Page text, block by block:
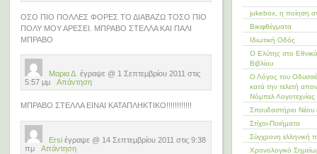
ΟΣΟ ΠΙΟ ΠΟΛΛΕΣ ΦΟΡΕΣ ΤΟ ΔΙΑΒΑΖΩ ΤΟΣΟ ΠΙΟ
ΠΟΛΥ ΜΟΥ ΑΡΕΣΕΙ. ΜΠΡΑΒΟ ΣΤΕΛΛΑ ΚΑΙ ΠΑΛΙ
ΜΠΡΑΒΟ
Μαρια Δ. έγραψε @ 1 Σεπτεμβρίου 2011 στις
5:57 μμ Απάντηση
ΜΠΡΑΒΟ ΣΤΕΛΛΑ ΕΙΝΑΙ ΚΑΤΑΠΛΗΚΤΙΚΟ!!!!!!!!!!!!
Ersi έγραψε @ 14 Σεπτεμβρίου 2011 στις 9:38
πμ Απάντηση
jukebox, η ποίηση
Βικιφθέγματα
Ιδιωτική Οδός
Ο Ελύτης στο
Βιβλίου
Ο Λόγος του
κατά την τελετή
Νόμπελ Λογοτεχνίας
Σπουδαστήριο Νέου
Στίχοι-Ποιήματα
Σύγχρονη ελληνική
Χρονολογικό